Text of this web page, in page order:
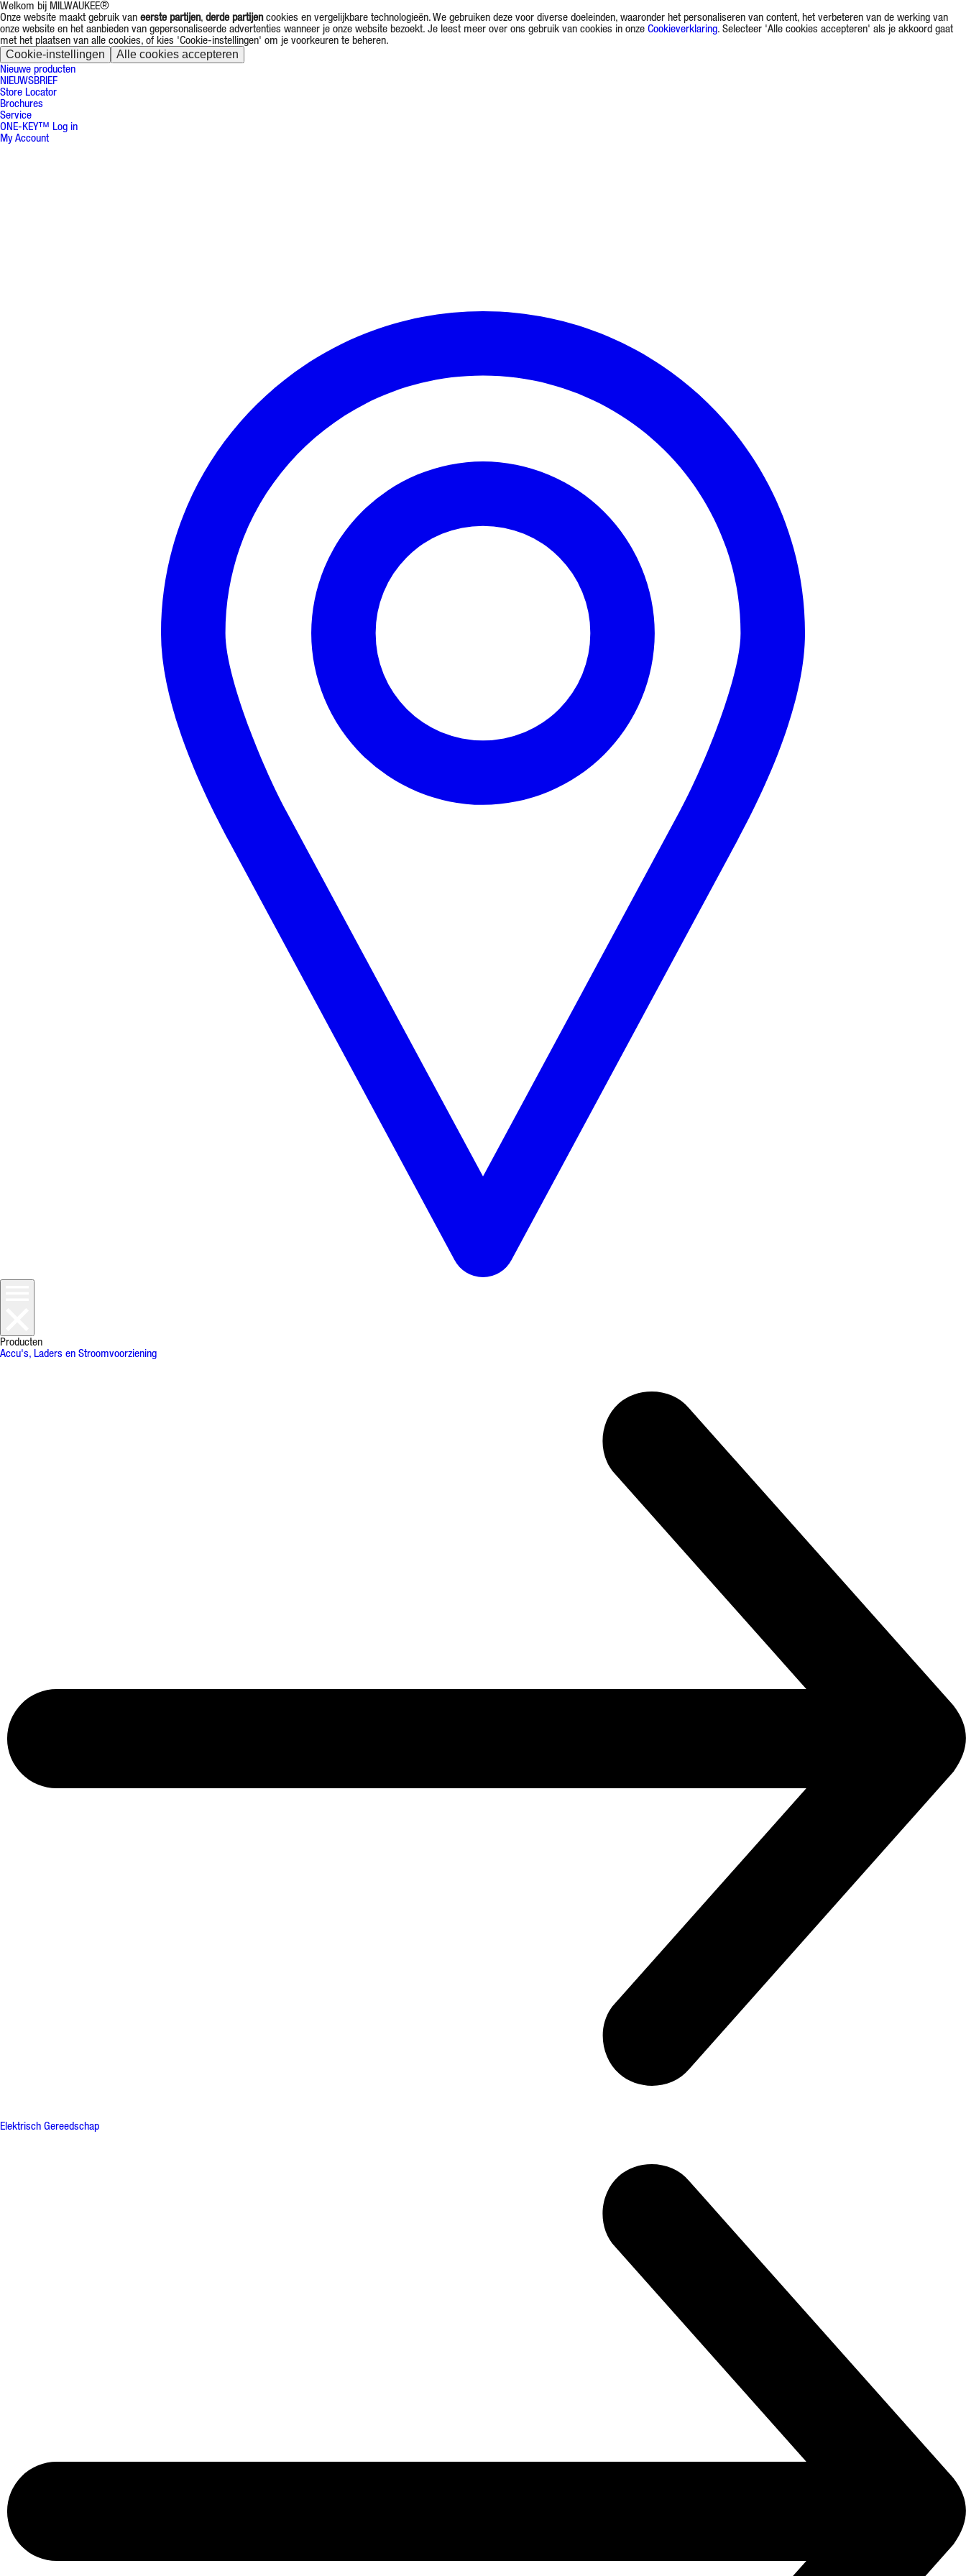
Welkom bij MILWAUKEE®
Onze website maakt gebruik van eerste partijen, derde partijencookies en vergelijkbare technologieën. We gebruiken deze voor diverse doeleinden, waaronder het personaliseren van content, het verbeteren van de werking van
onze website en het aanbieden van gepersonaliseerde advertenties wanneer je onze website bezoekt. Je leest meer over ons gebruik van cookies in onze Cookieverklaring. Selecteer 'Alle cookies accepteren' als je akkoord gaat
met het plaatsen van alle cookies, of kies 'Cookie-instellingen' om je voorkeuren te beheren.
Cookie-instellingen Alle cookies accepteren
Nieuwe producten
NIEUWSBRIEF
Store Locator
Brochures
Service
ONE-KEY™ Log in
My Account
Producten
Accu's, Laders en Stroomvoorziening
Elektrisch Gereedschap